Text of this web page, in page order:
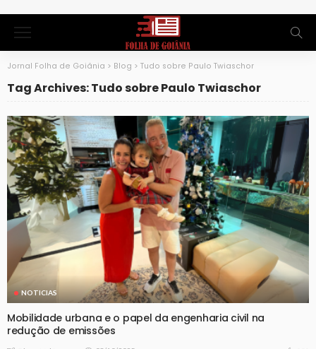
Jornal Folha de Goiânia > Blog > Tudo sobre Paulo Twiaschor
Tag Archives: Tudo sobre Paulo Twiaschor
NOTICIAS
Mobilidade urbana e o papel da engenharia civil na
redução de emissões